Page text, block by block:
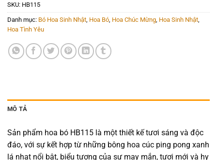
SKU: HB115
Danh mục: Bó Hoa Sinh Nhật Hoa Bó Hoa Chúc Mừng Hoa Sinh Nhật
Hoa Tình Yêu
MÔ TẢ
Sản phẩm hoa bó HB115 là một thiết kế tươi sáng và độc
đáo, với sự kết hợp từ những bông hoa cúc ping pong xanh
lá nhạt nổi bật, biểu tượng của sự may mắn, tươi mới và hy